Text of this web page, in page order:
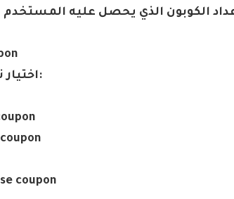
الكوبون الذي يحصل عليه المستخدم
اختيار:
coupon